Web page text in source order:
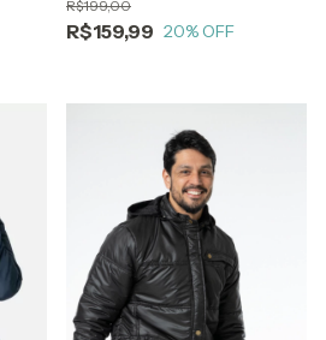
R$159,99
R$199,00
20% OFF